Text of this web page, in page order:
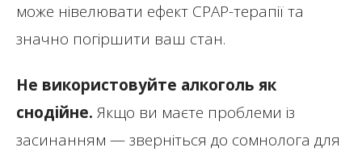
може нівелювати ефект CPAP-терапії та
значно погіршити ваш стан.
Не використовуйте алкоголь як
снодійне. Якщо ви маєте проблеми із
засинанням — зверніться до сомнолога для